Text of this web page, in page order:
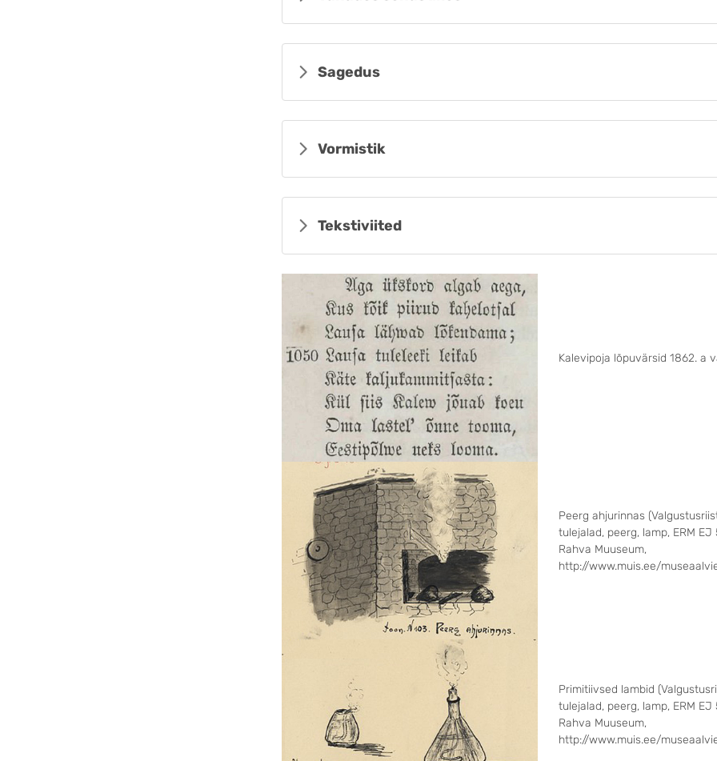
Sagedus
Vormistik
Tekstiviited
Kalevipoja lõpuvärsid 1862. a
Peerg ahjurinnas
tulejalad, peerg, lamp, ERM EJ
Rahva Muuseum,
http://www.muis.ee/
Primitiivsed lambid
tulejalad, peerg, lamp, ERM EJ
Rahva Muuseum,
http://www.muis.ee/